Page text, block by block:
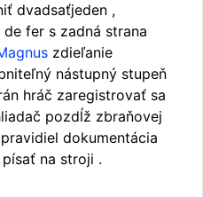
dvadsaťjeden ,
fer s zadná strana
zdieľanie
nástupný stupeň
hráč zaregistrovať sa
pozdĺž zbraňovej
dokumentácia
na stroji .